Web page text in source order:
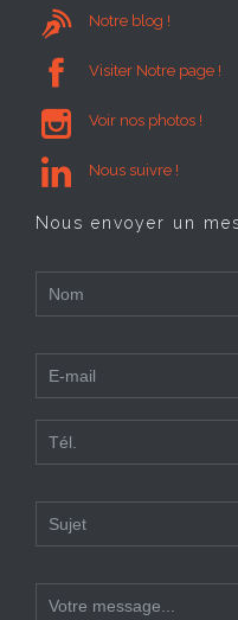
 Notre blog !
 Visiter Notre page !
 Voir nos photos !
 Nous suivre !
Nous envoyer un